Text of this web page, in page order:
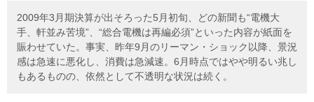
2009年3月期決算が出そろった5月初旬、どの新聞も“電機大
手、軒並み苦境”、“総合電機は再編必須”といった内容が紙面を
賑わせていた。事実、昨年9月のリーマン・ショック以降、景況
感は急速に悪化し、消費は急減速。6月時点ではやや明るい兆し
もあるものの、依然として不透明な状況は続く。